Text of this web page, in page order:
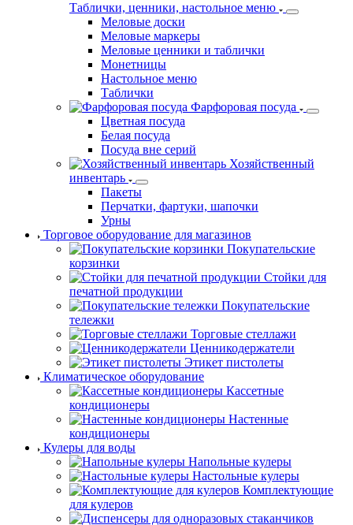
Таблички, ценники, настольное меню
Меловые доски
Меловые маркеры
Меловые ценники и таблички
Монетницы
Настольное меню
Таблички
Фарфоровая посуда
Цветная посуда
Белая посуда
Посуда вне серий
Хозяйственный
инвентарь
Пакеты
Перчатки, фартуки, шапочки
Урны
Торговое оборудование для магазинов
Покупательские
корзинки
Стойки для
печатной продукции
Покупательские
тележки
Торговые стеллажи
Ценникодержатели
Этикет пистолеты
Климатическое оборудование
Кассетные
кондиционеры
Настенные
кондиционеры
Кулеры для воды
Напольные кулеры
Настольные кулеры
Комплектующие
для кулеров